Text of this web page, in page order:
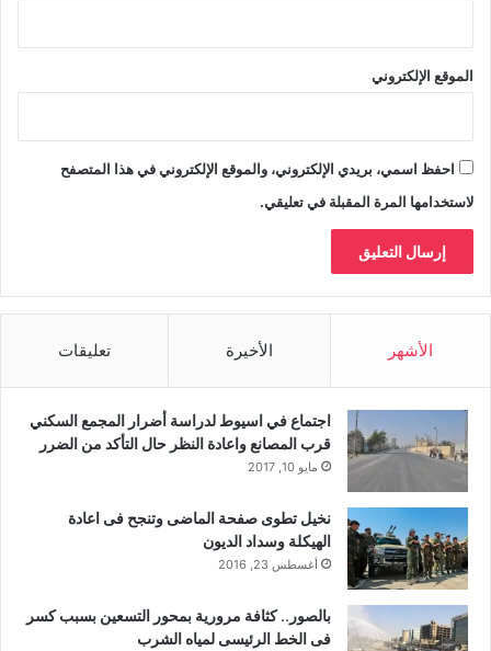
الموقع الإلكتروني
احفظ اسمي، بريدي الإلكتروني، والموقع الإلكتروني في هذا المتصفح
لاستخدامها المرة المقبلة في تعليقي.
الأشهر الأخيرة تعليقات
اجتماع في اسيوط لدراسة أضرار المجمع السكني
قرب المصانع واعادة النظر حال التأكد من الضرر
مايو 10, 2017
نخيل تطوى صفحة الماضى وتنجح فى اعادة
الهيكلة وسداد الديون
أغسطس 23, 2016
بالصور.. كثافة مرورية بمحور التسعين بسبب كسر
فى الخط الرئيسى لمياه الشرب